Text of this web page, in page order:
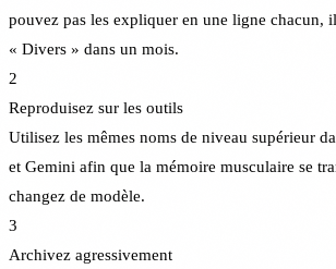
pouvez pas les expliquer en une ligne chacun,
« Divers » dans un mois.
2
Reproduisez sur les outils
Utilisez les mêmes noms de niveau supérieur
et Gemini afin que la mémoire musculaire se
changez de modèle.
3
Archivez agressivement